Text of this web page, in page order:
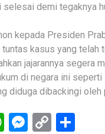
selesai demi tegaknya
kepada Presiden
kasus yang telah
jajarannya segera
di negara ini
diduga dibackingi oleh
WhatsApp
Copy